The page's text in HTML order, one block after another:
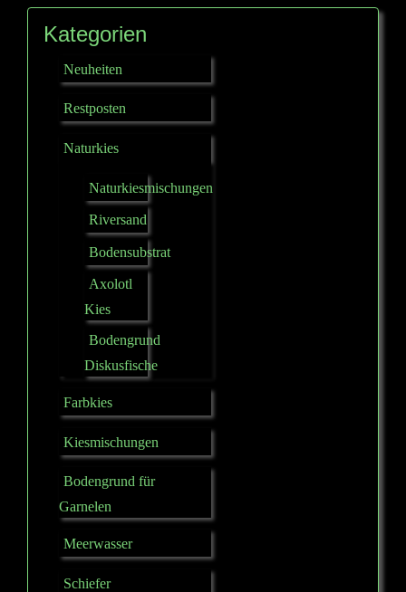
Kategorien
Neuheiten
Restposten
Naturkies
Naturkiesmischungen
Riversand
Bodensubstrat
Axolotl
Kies
Bodengrund
Diskusfische
Farbkies
Kiesmischungen
Bodengrund für
Garnelen
Meerwasser
Schiefer